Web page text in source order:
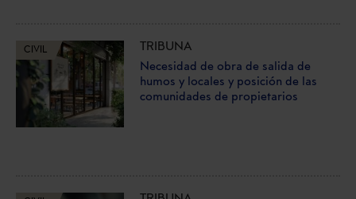
CIVIL
TRIBUNA
Necesidad de obra de salida de
humos y locales y posición de las
comunidades de propietarios